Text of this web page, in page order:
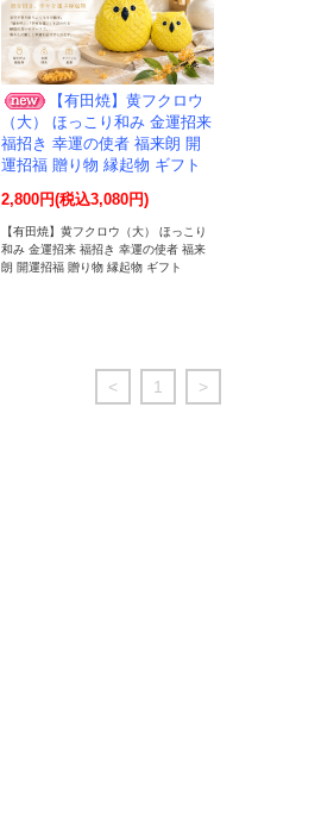
【有田焼】黄フクロウ
（大） ほっこり和み 金運招来
福招き 幸運の使者 福来朗 開
運招福 贈り物 縁起物 ギフト
2,800円(税込3,080円)
【有田焼】黄フクロウ（大） ほっこり
和み 金運招来 福招き 幸運の使者 福来
朗 開運招福 贈り物 縁起物 ギフト
< 1 >